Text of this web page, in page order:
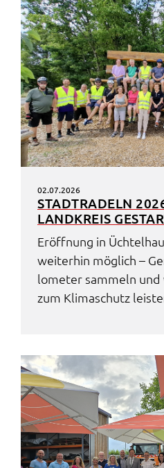
02.07.2026
STADT­RA­DELN
LAND­KREIS
Eröff­nung in
weiter­hin möglich –
lo­me­ter sammeln
zum Klima­schutz